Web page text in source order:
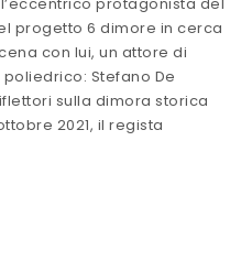
progetto 6 dimore in cerca
con lui, un attore di
Stefano De
sulla dimora storica
2021, il regista